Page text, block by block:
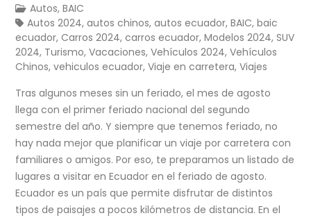
Autos,BAIC
Autos 2024,autos chinos,autos ecuador,BAIC,baic
ecuador,Carros 2024,carros ecuador,Modelos 2024,SUV
2024, Turismo,Vacaciones,Vehículos 2024,Vehículos
Chinos,vehiculos ecuador,Viaje en carretera,Viajes
Tras algunos meses sin un feriado, el mes de agosto
llega con el primer feriado nacional del segundo
semestre del año. Y siempre que tenemos feriado, no
hay nada mejor que planificar un viaje por carretera con
familiares o amigos. Por eso, te preparamos un listado de
lugares a visitar en Ecuador en el feriado de agosto.
Ecuador es un país que permite disfrutar de distintos
tipos de paisajes a pocos kilómetros de distancia. En el